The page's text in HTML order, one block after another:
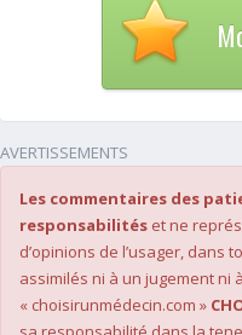
AVERTISSEMENTS
Les commentaires des
responsabilités et ne
d’opinions de l’usager, dans
assimilés ni à un jugement ni
« choisirunmédecin.com »